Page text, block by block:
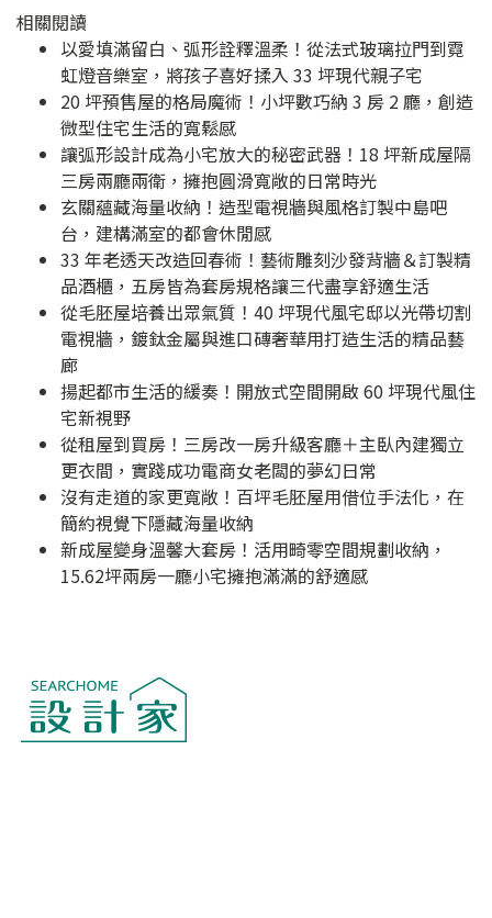
相關閱讀
以愛填滿留白、弧形詮釋溫柔！從法式玻璃拉門到霓
虹燈音樂室，將孩子喜好揉入 33 坪現代親子宅
20 坪預售屋的格局魔術！小坪數巧納 3 房 2 廳，創造
微型住宅生活的寬鬆感
讓弧形設計成為小宅放大的秘密武器！18 坪新成屋隔
三房兩廳兩衛，擁抱圓滑寬敞的日常時光
玄關蘊藏海量收納！造型電視牆與風格訂製中島吧
台，建構滿室的都會休閒感
33 年老透天改造回春術！藝術雕刻沙發背牆＆訂製精
品酒櫃，五房皆為套房規格讓三代盡享舒適生活
從毛胚屋培養出眾氣質！40 坪現代風宅邸以光帶切割
電視牆，鍍鈦金屬與進口磚奢華用打造生活的精品藝
廊
揚起都市生活的緩奏！開放式空間開啟 60 坪現代風住
宅新視野
從租屋到買房！三房改一房升級客廳＋主臥內建獨立
更衣間，實踐成功電商女老闆的夢幻日常
沒有走道的家更寬敞！百坪毛胚屋用借位手法化，在
簡約視覺下隱藏海量收納
新成屋變身溫馨大套房！活用畸零空間規劃收納，
15.62坪兩房一廳小宅擁抱滿滿的舒適感